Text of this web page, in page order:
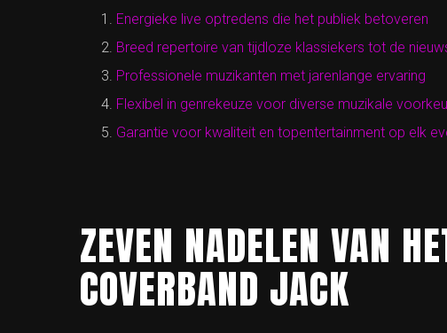
Energieke live optredens die het publiek betoveren
Breed repertoire van tijdloze klassiekers tot de
Professionele muzikanten met jarenlange ervaring
Flexibel in genrekeuze voor diverse muzikale
Garantie voor kwaliteit en topentertainment op elk
ZEVEN NADELEN VAN
COVERBAND JACK